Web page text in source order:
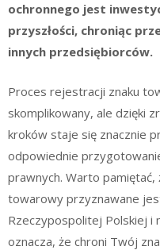
ochronnego jest
przyszłości, chroniąc
innych przedsiębiorców.
Proces rejestracji znaku
skomplikowany, ale dzięki
kroków staje się znacznie
odpowiednie
prawnych. Warto
towarowy przyznawane
Rzeczypospolitej Polskiej i
oznacza, że chroni Twój